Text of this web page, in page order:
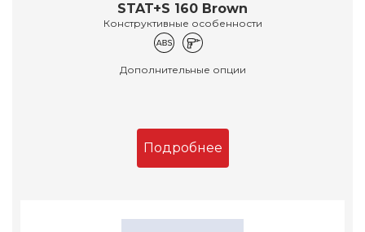
STAT+S 160 Brown
Конструктивные особенности
Дополнительные опции
Подробнее